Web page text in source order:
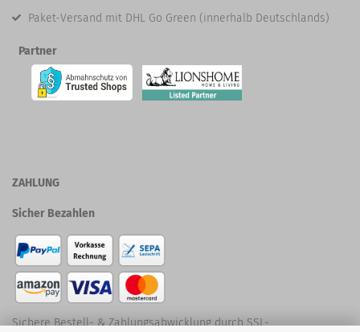
Paket-Versand mit DHL Go Green (innerhalb Deutschlands)
Partner
ZAHLUNG
Sicher Bezahlen
Sichere Bestell- & Zahlungsabwicklung durch SSL-